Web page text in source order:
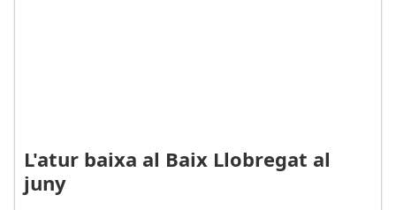
L'atur baixa al Baix Llobregat al
juny